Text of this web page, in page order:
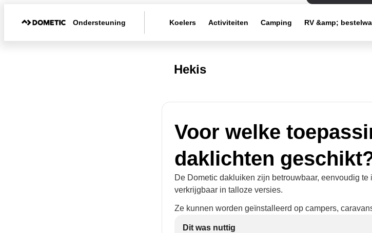
Ondersteuning Koelers Activiteiten Camping RV &amp;
Hekis
Voor welke
daklichten
De Dometic dakluiken zijn betrouwbaar, eenvoudig
verkrijgbaar in talloze versies.
Ze kunnen worden geïnstalleerd op campers,
Dit was nuttig